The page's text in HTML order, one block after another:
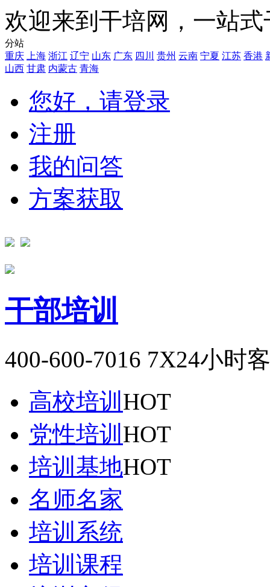
欢迎来到干培网，一站
分站
重庆
上海 浙江 辽宁 山东 广东 四川 贵州 云南 宁夏 江苏 香港
山西 甘肃 内蒙古 青海
您好，请登录
注册
我的问答
方案获取
干部培训
400-600-7016 7X24小时
高校培训 HOT
党性培训 HOT
培训基地HOT
名师名家
培训系统
培训课程